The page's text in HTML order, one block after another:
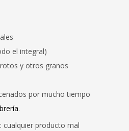
el integral)
y otros granos
por mucho tiempo
.
cualquier producto mal